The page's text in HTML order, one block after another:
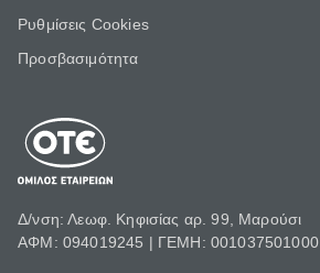
Ρυθμίσεις Cookies
Προσβασιμότητα
Δ/νση: Λεωφ. Κηφισίας αρ. 99, Μαρούσι
ΑΦΜ: 094019245 | ΓΕΜΗ: 001037501000